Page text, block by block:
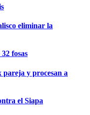
eliminar la
fosas
pareja y procesan a
el Siapa